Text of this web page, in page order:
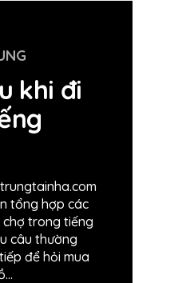
khi đi
tổng hợp các
trong tiếng
câu thường
để hỏi mua